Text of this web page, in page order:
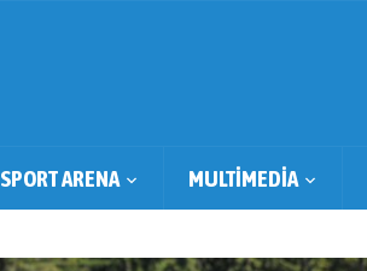
SPORT ARENA MULTİMEDİA